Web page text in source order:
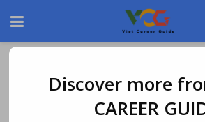
Discover more
CAREER